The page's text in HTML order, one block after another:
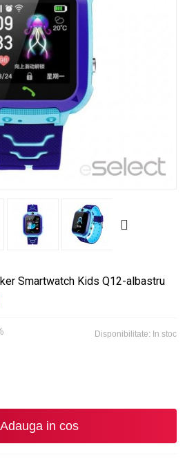
Smartwatch Kids Q12-albastru
Disponibilitate: In stoc
Adauga in cos